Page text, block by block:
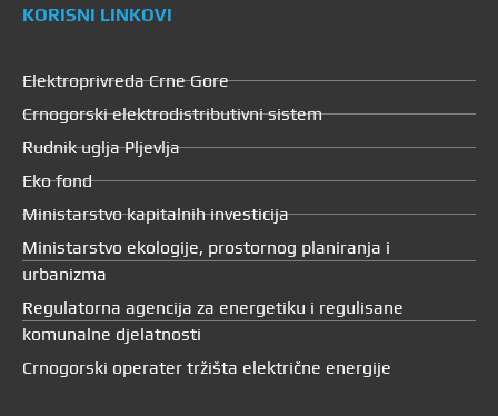
KORISNI LINKOVI
Elektroprivreda Crne Gore
Crnogorski elektrodistributivni sistem
Rudnik uglja Pljevlja
Eko fond
Ministarstvo kapitalnih investicija
Ministarstvo ekologije, prostornog planiranja i
urbanizma
Regulatorna agencija za energetiku i regulisane
komunalne djelatnosti
Crnogorski operater tržišta električne energije